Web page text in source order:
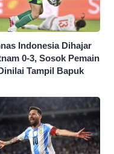
Indonesia Dihajar
0-3, Sosok Pemain
Tampil Bapuk